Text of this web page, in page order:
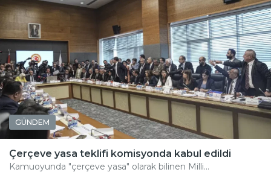
GÜNDEM
Çerçeve yasa teklifi komisyonda kabul edildi
Kamuoyunda "çerçeve yasa" olarak bilinen Milli...